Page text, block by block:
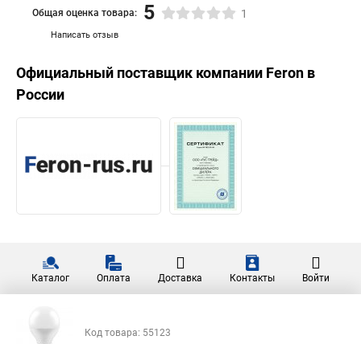
Написать отзыв
Общая оценка товара: 5 1
Официальный поставщик компании Feron в
России
Каталог Оплата Доставка Контакты Войти
Код товара: 55123